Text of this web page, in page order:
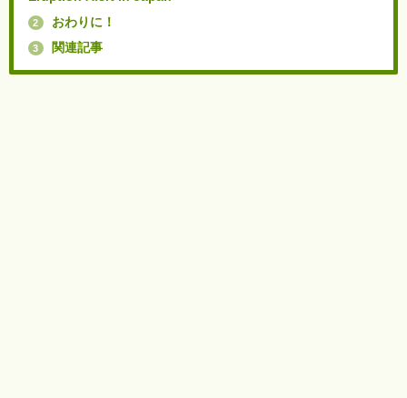
2 おわりに！
3 関連記事